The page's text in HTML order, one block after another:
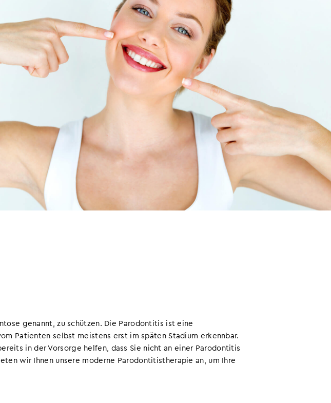
genannt, zu schützen. Die Parodontitis ist eine
Patienten selbst meistens erst im späten Stadium erkennbar.
in der Vorsorge helfen, dass Sie nicht an einer Parodontitis
wir Ihnen unsere moderne Parodontitistherapie an, um Ihre